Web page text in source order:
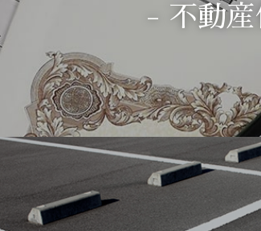
- 不動